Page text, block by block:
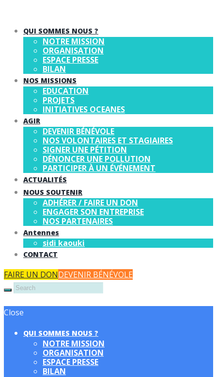
QUI SOMMES NOUS ?
NOTRE MISSION
ORGANISATION
ESPACE PRESSE
BILAN
NOS MISSIONS
EDUCATION
PROJETS
INITIATIVES OCEANES
AGIR
DEVENIR BÉNÉVOLE
NOS VOLONTAIRES ET STAGIAIRES
SIGNER UNE PÉTITION
DÉNONCER UNE POLLUTION
PARTICIPER À UN ÉVÉNEMENT
ACTUALITÉS
NOUS SOUTENIR
ADHÉRER / FAIRE UN DON
ENGAGER SON ENTREPRISE
NOS PARTENAIRES
Antennes
sidi kaouki
CONTACT
FAIRE UN DONDEVENIR BÉNÉVOLE
Close
QUI SOMMES NOUS ?
NOTRE MISSION
ORGANISATION
ESPACE PRESSE
BILAN